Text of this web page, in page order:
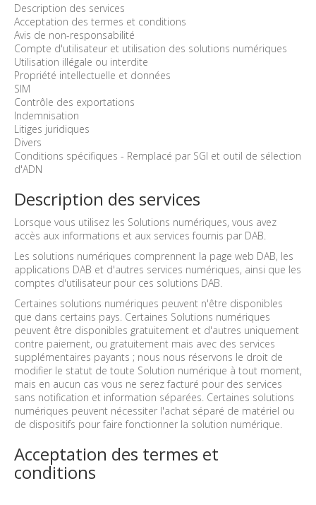
Description des services
Acceptation des termes et conditions
Avis de non-responsabilité
Compte d'utilisateur et utilisation des solutions numériques
Utilisation illégale ou interdite
Propriété intellectuelle et données
SIM
Contrôle des exportations
Indemnisation
Litiges juridiques
Divers
Conditions spécifiques - Remplacé par SGI et outil de sélection
d'ADN
Description des services
Lorsque vous utilisez les Solutions numériques, vous avez
accès aux informations et aux services fournis par DAB.
Les solutions numériques comprennent la page web DAB, les
applications DAB et d'autres services numériques, ainsi que les
comptes d'utilisateur pour ces solutions DAB.
Certaines solutions numériques peuvent n'être disponibles
que dans certains pays. Certaines Solutions numériques
peuvent être disponibles gratuitement et d'autres uniquement
contre paiement, ou gratuitement mais avec des services
supplémentaires payants ; nous nous réservons le droit de
modifier le statut de toute Solution numérique à tout moment,
mais en aucun cas vous ne serez facturé pour des services
sans notification et information séparées. Certaines solutions
numériques peuvent nécessiter l'achat séparé de matériel ou
de dispositifs pour faire fonctionner la solution numérique.
Acceptation des termes et
conditions